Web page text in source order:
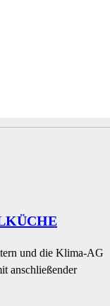
und die Klima‑AG
anschließender